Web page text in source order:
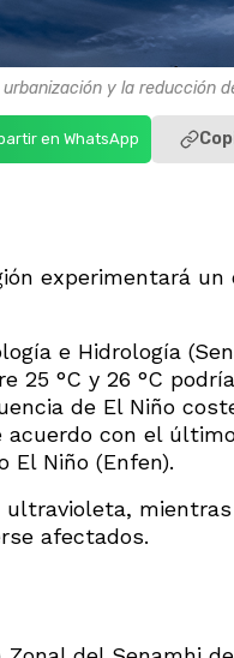
y la reducción
en WhatsApp
experimentará un
e Hidrología
25 °C y 26 °C
de El Niño
acuerdo con el
El Niño (Enfen).
ultravioleta,
afectados.